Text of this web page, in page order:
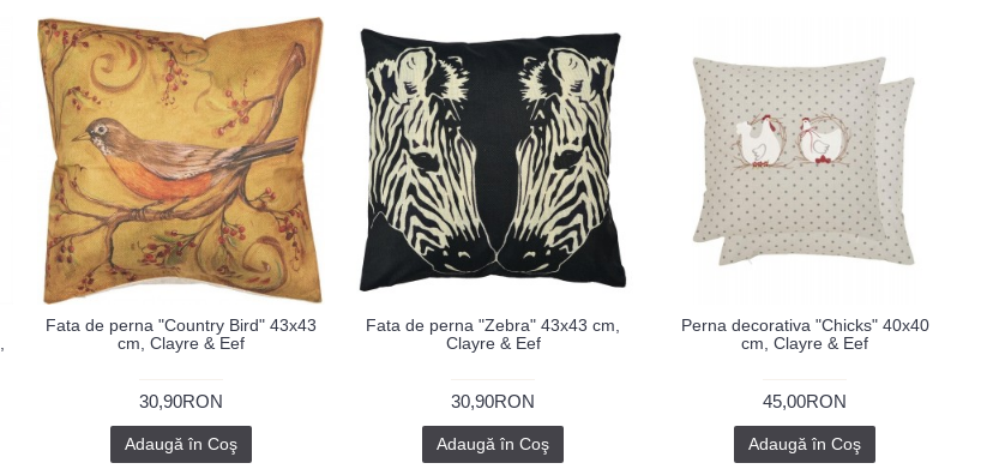
Fata de perna "Country Bird" 43x43
cm, Clayre & Eef
30,90RON
Adaugă în Coş
Fata de perna "Zebra" 43x43 cm,
Clayre & Eef
30,90RON
Adaugă în Coş
Perna decorativa "Chicks" 40x40
cm, Clayre & Eef
45,00RON
Adaugă în Coş